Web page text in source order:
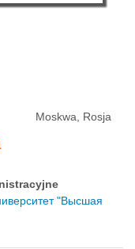
Moskwa, Rosja
"Высшая